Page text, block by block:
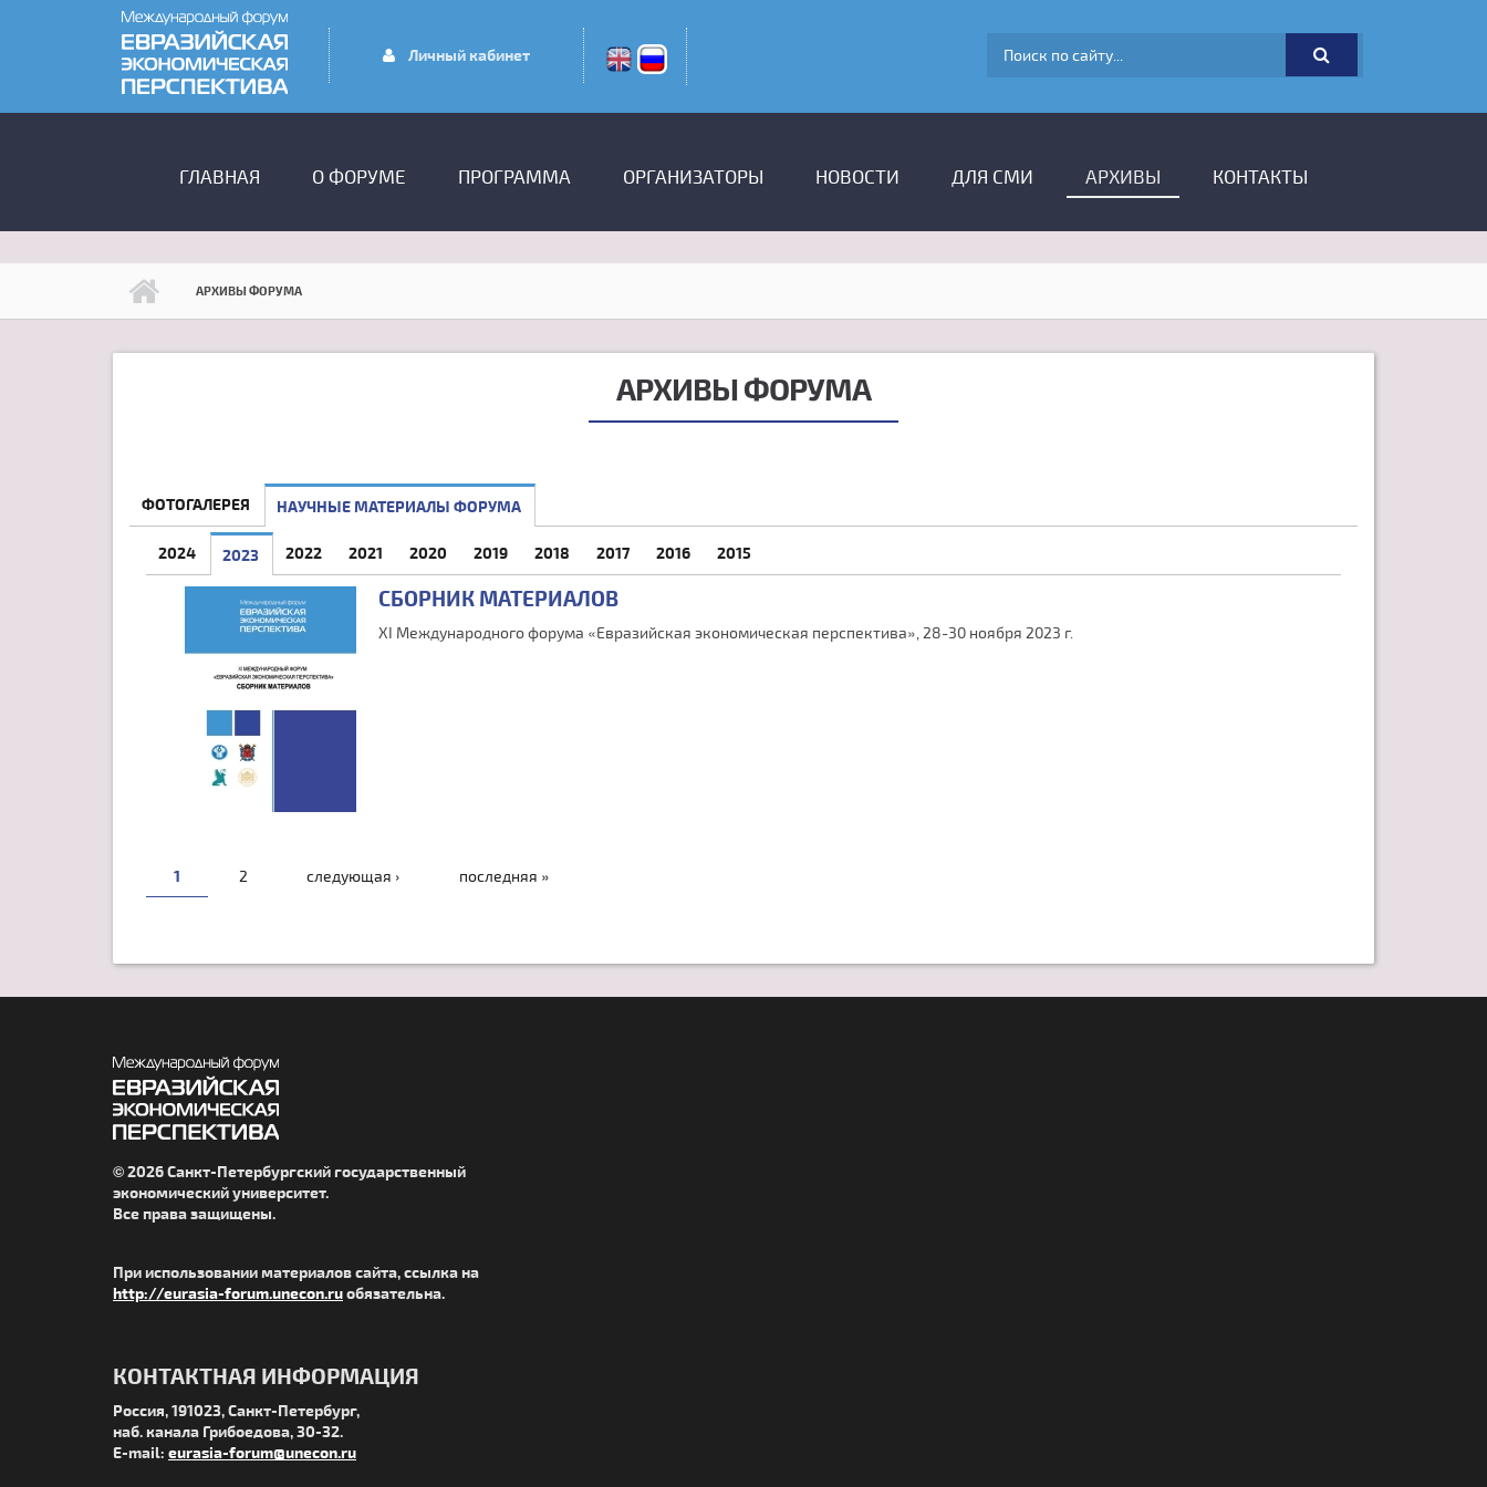
Перейти к основному содержанию
Личный кабинет ФОРМА ПОИСКА
ГЛАВНОЕ МЕНЮ
ГЛАВНАЯ О ФОРУМЕ ПРОГРАММА ОРГАНИЗАТОРЫ НОВОСТИ ДЛЯ СМИ АРХИВЫ КОНТАКТЫ
АРХИВЫ ФОРУМА
АРХИВЫ ФОРУМА
ФОТОГАЛЕРЕЯ НАУЧНЫЕ МАТЕРИАЛЫ ФОРУМА
2024 2023 (АКТИВНАЯ ВКЛАДКА)
2022 2021 2020 2019 2018 2017 2016 2015
СБОРНИК МАТЕРИАЛОВ
XI Международного форума «Евразийская экономическая перспектива», 28-30 ноября 2023 г.
СТРАНИЦЫ
1 2 следующая › последняя »
© 2026 Санкт-Петербургский государственный
экономический университет.
Все права защищены.
При использовании материалов сайта, ссылка на
http://eurasia-forum.unecon.ruобязательна.
КОНТАКТНАЯ ИНФОРМАЦИЯ
Россия, 191023, Санкт-Петербург,
наб. канала Грибоедова, 30-32.
E-mail: eurasia-forum@unecon.ru